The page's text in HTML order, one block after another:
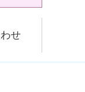
せ